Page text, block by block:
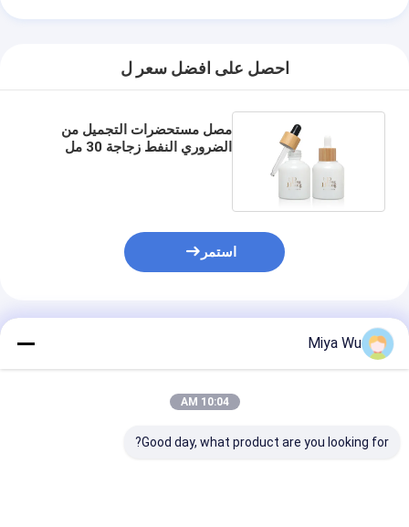
احصل على افضل سعر ل
مصل مستحضرات التجميل من
الضروري النفط زجاجة 30 مل
استمر
المنتجات الموصى بها
Miya Wu
10:04 AM
Good day, what product are you looking for?